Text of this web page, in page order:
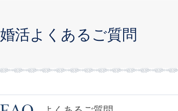
婚活よくあるご質問